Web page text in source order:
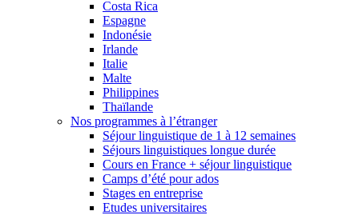
Costa Rica
Espagne
Indonésie
Irlande
Italie
Malte
Philippines
Thaïlande
Nos programmes à l’étranger
Séjour linguistique de 1 à 12 semaines
Séjours linguistiques longue durée
Cours en France + séjour linguistique
Camps d’été pour ados
Stages en entreprise
Etudes universitaires